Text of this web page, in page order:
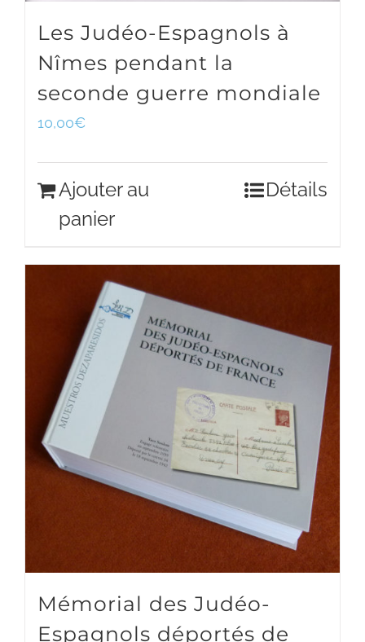
Les Judéo-Espagnols à
Nîmes pendant la
seconde guerre mondiale
10,00€
Ajouter au
panier
Détails
Mémorial des Judéo-
Espagnols déportés de